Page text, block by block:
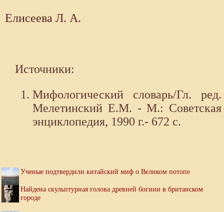
Елисеева Л. А.
Источники:
Мифологический словарь/Гл. ред.
Мелетинский Е.М. - М.: Советская
энциклопедия, 1990 г.- 672 с.
Ученые подтвердили китайский миф о Великом потопе
Найдена скульптурная голова древней богини в британском
городе